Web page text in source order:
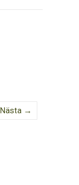
Nästa →